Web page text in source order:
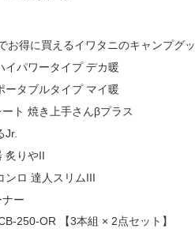
お得に買えるイワタニのキャンプグ
イパワータイプ デカ暖
ータブルタイプ マイ暖
ト 焼き上手さんβプラス
Jr.
炙りやII
ンロ 達人スリムIII
ー
250-OR 【3本組 × 2点セット】